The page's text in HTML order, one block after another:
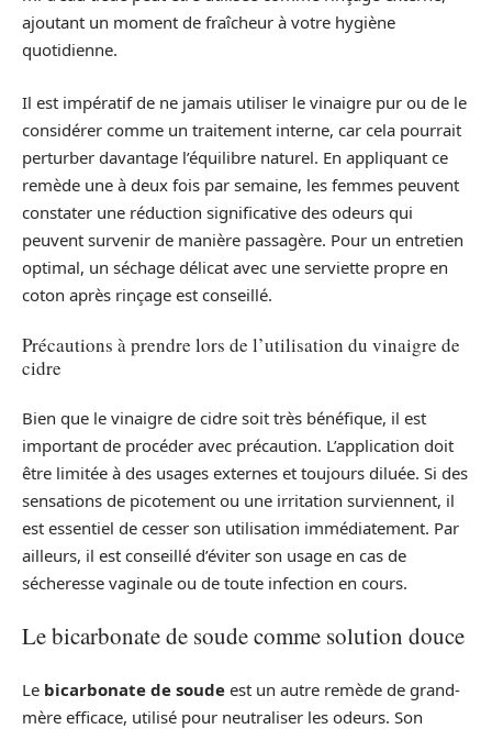
ajoutant un moment de fraîcheur à votre hygiène
quotidienne.
Il est impératif de ne jamais utiliser le vinaigre pur ou de le
considérer comme un traitement interne, car cela pourrait
perturber davantage l’équilibre naturel. En appliquant ce
remède une à deux fois par semaine, les femmes peuvent
constater une réduction significative des odeurs qui
peuvent survenir de manière passagère. Pour un entretien
optimal, un séchage délicat avec une serviette propre en
coton après rinçage est conseillé.
Précautions à prendre lors de l’utilisation du vinaigre de
cidre
Bien que le vinaigre de cidre soit très bénéfique, il est
important de procéder avec précaution. L’application doit
être limitée à des usages externes et toujours diluée. Si des
sensations de picotement ou une irritation surviennent, il
est essentiel de cesser son utilisation immédiatement. Par
ailleurs, il est conseillé d’éviter son usage en cas de
sécheresse vaginale ou de toute infection en cours.
Le bicarbonate de soude comme solution douce
Le bicarbonate de soude est un autre remède de grand-
mère efficace, utilisé pour neutraliser les odeurs. Son